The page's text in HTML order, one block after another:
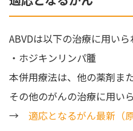
ABVDは以下の治療に用いら
・ホジキンリンパ腫
本併用療法は、他の薬剤ま
その他のがんの治療に用い
→ 適応となるがん最新（